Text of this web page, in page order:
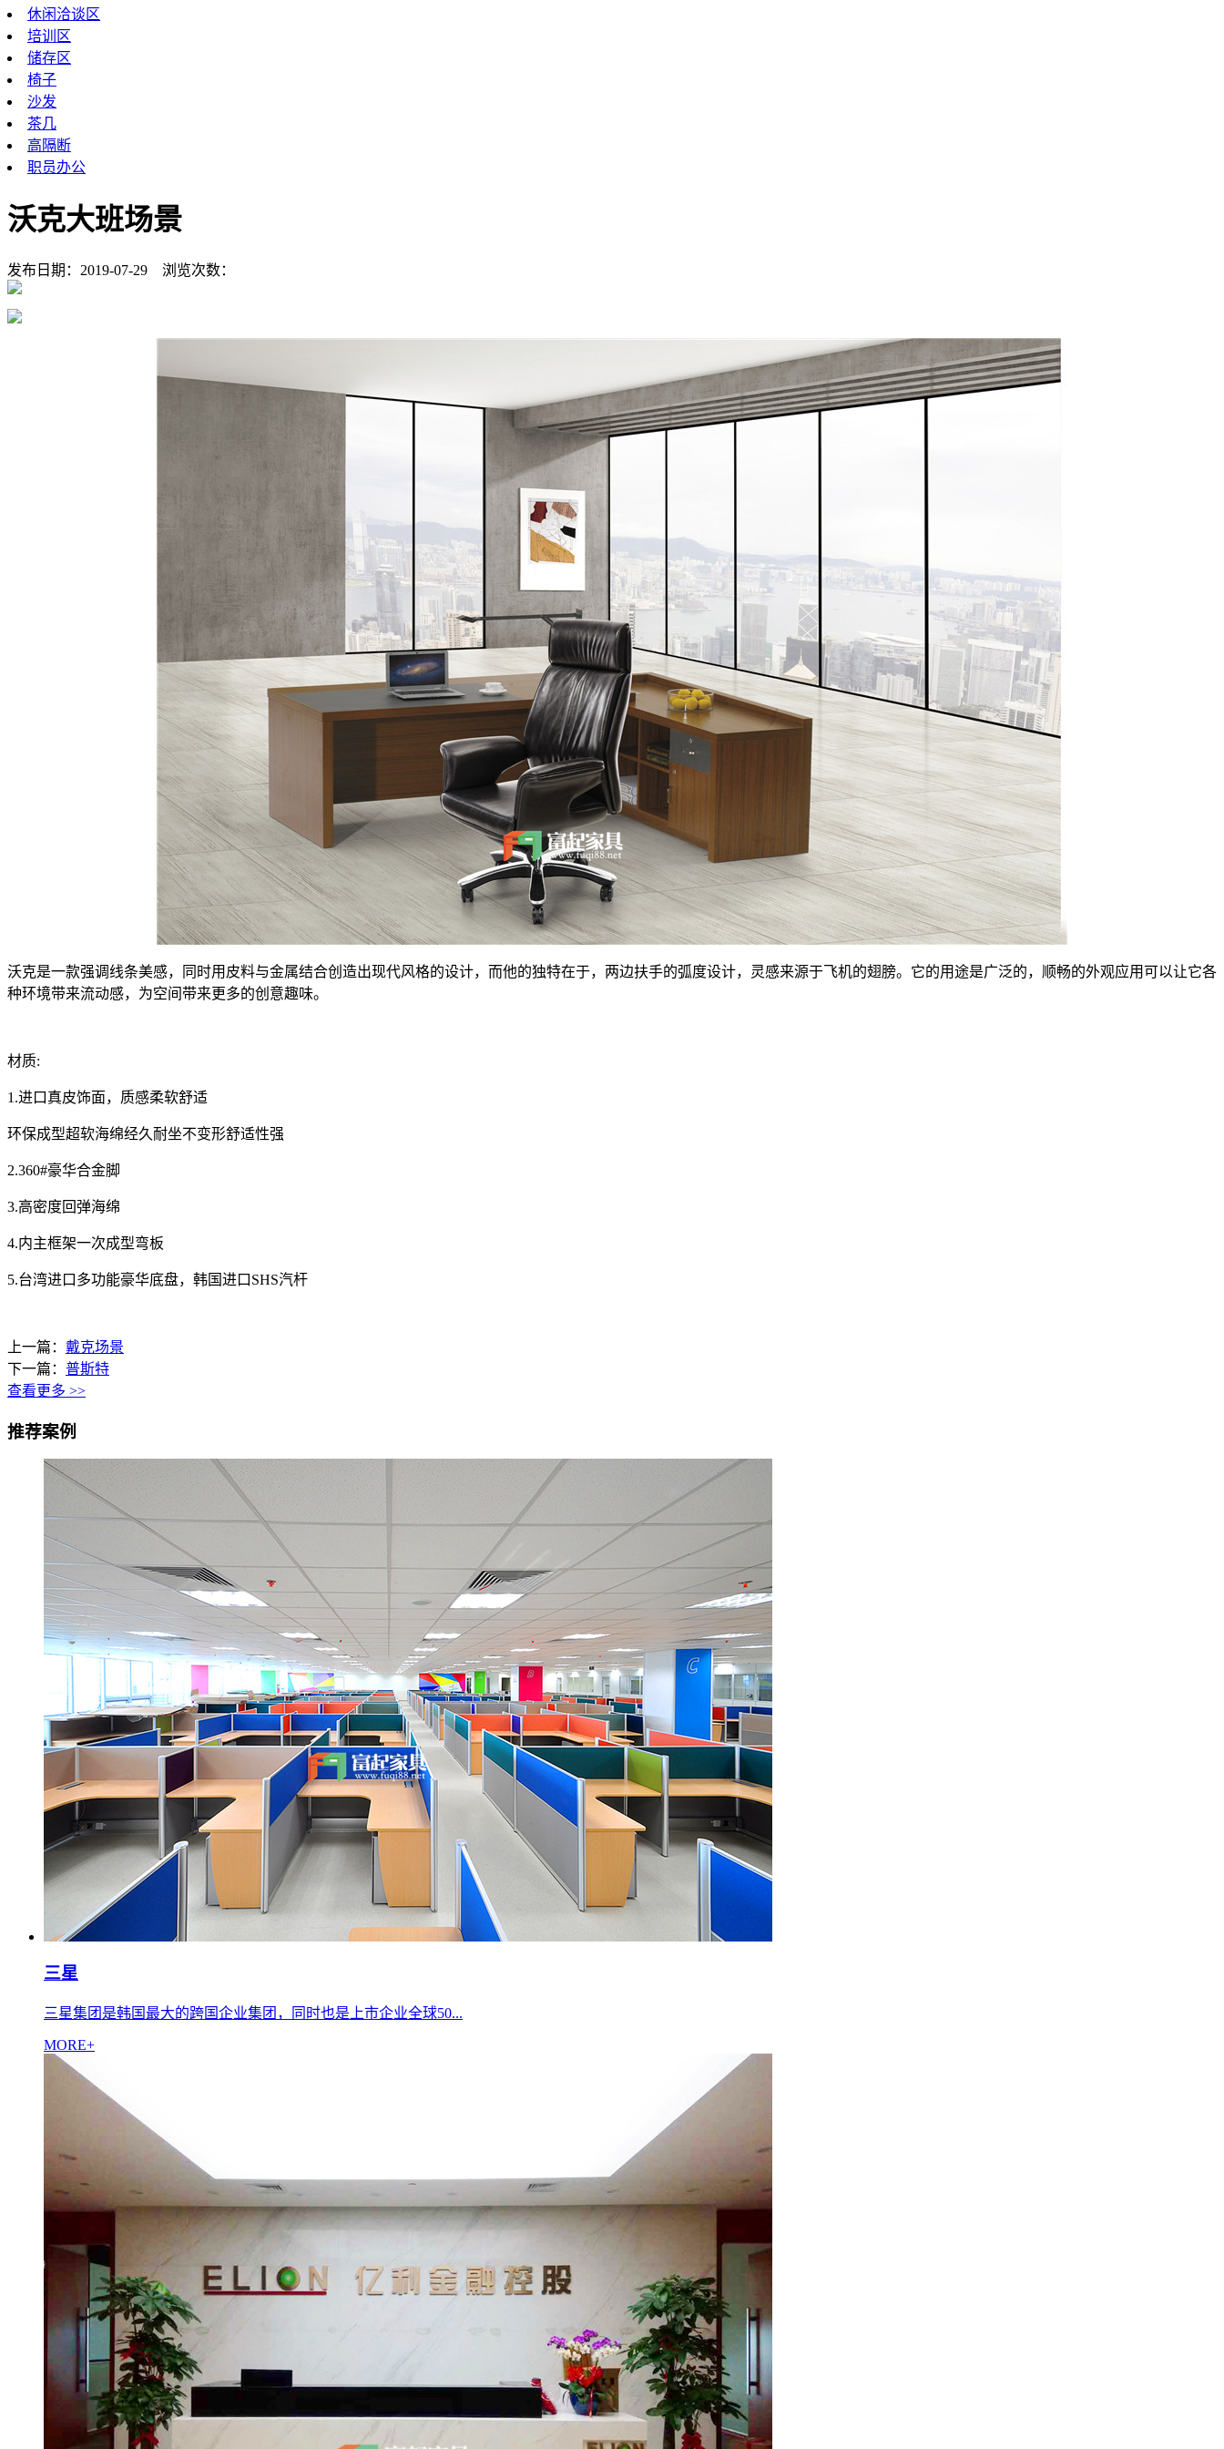
休闲洽谈区
培训区
储存区
椅子
沙发
茶几
高隔断
职员办公
沃克大班场景
发布日期：2019-07-29 浏览次数：
沃克是一款强调线条美感，同时用皮料与金属结合创造出现代风格的设计，而他的独特在于，两边扶手的弧度设计，灵感来源于飞机的翅膀。它的用途是广泛的，顺畅的外观应用可以让它各
种环境带来流动感，为空间带来更多的创意趣味。
材质:
1.进口真皮饰面，质感柔软舒适
环保成型超软海绵经久耐坐不变形舒适性强
2.360#豪华合金脚
3.高密度回弹海绵
4.内主框架一次成型弯板
5.台湾进口多功能豪华底盘，韩国进口SHS汽杆
上一篇： 戴克场景
下一篇： 普斯特
查看更多 >>
推荐案例
三星
三星集团是韩国最大的跨国企业集团，同时也是上市企业全球50...
MORE+